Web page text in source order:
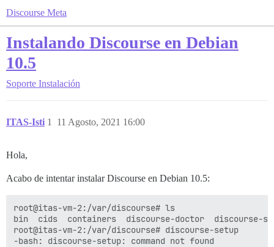
Discourse Meta
Instalando Discourse en Debian
10.5
Soporte Instalación
ITAS-Isti 11 Agosto, 2021 16:00
1
Hola,
Acabo de intentar instalar Discourse en Debian 10.5:
root@itas-vm-2:/var/discourse# ls
bin  cids  containers  discourse-doctor  discourse-
root@itas-vm-2:/var/discourse# discourse-setup
-bash: discourse-setup: command not found